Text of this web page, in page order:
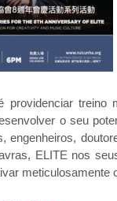
providenciar
o seu
engenheiros,
ELITE nos
meticulosamente